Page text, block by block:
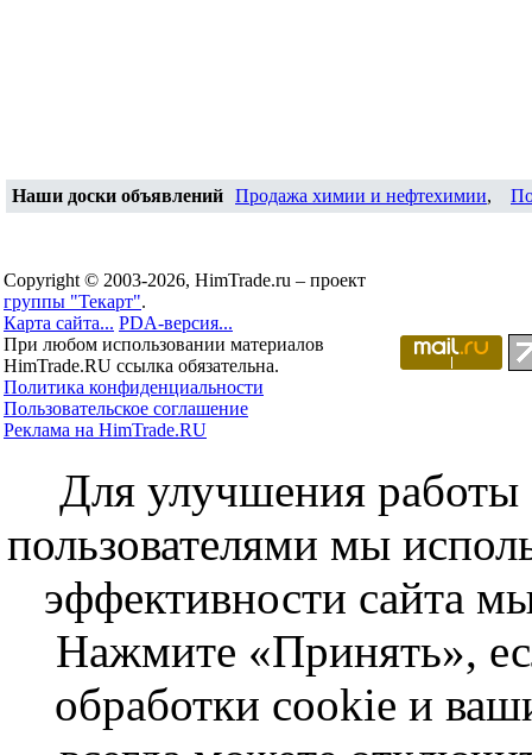
Наши доски объявлений Продажа химии и нефтехимии,
Copyright © 2003-2026, HimTrade.ru – проект
группы "Текарт".
Карта сайта... PDA-версия...
При любом использовании материалов
HimTrade.RU ссылка обязательна.
Политика конфиденциальности
Пользовательское соглашение
Реклама на HimTrade.RU
Для улучшения работы
пользователями мы
эффективности сайта
Нажмите «Принять»,
обработки cookie и